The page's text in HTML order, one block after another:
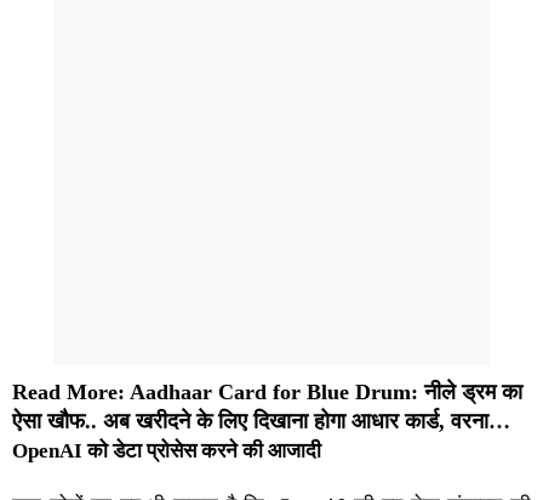
Read More: Aadhaar Card for Blue Drum: नीले ड्रम का
ऐसा खौफ.. अब खरीदने के लिए दिखाना होगा आधार कार्ड, वरना…
OpenAI को डेटा प्रोसेस करने की आजादी